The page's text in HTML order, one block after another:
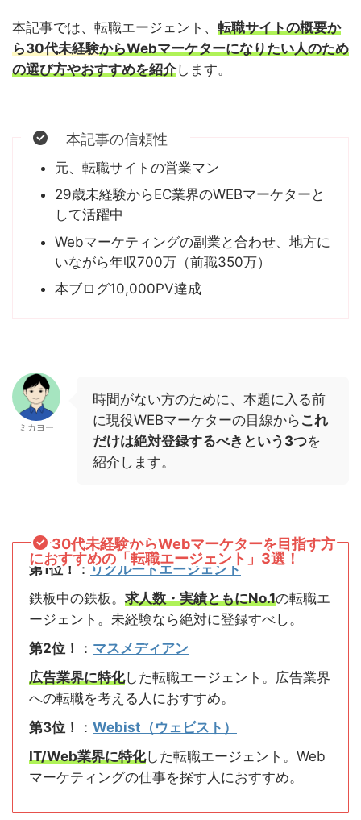
本記事では、転職エージェント、 転職サイトの概要か
ら30代未経験からWebマーケターになりたい人のため
の選び方やおすすめを紹介します。
本記事の信頼性
元、転職サイトの営業マン
29歳未経験からEC業界のWEBマーケターと
して活躍中
Webマーケティングの副業と合わせ、地方に
いながら年収700万（前職350万）
本ブログ10,000PV達成
ミカヨー
時間がない方のために、本題に入る前
に現役WEBマーケターの目線から これ
だけは絶対登録するべきという3つを
紹介します。
30代未経験からWebマーケターを目指す方
におすすめの「転職エージェント」3選！
第1位！ ：リクルートエージェント
鉄板中の鉄板。 求人数・実績ともにNo.1の転職エ
ージェント。未経験なら絶対に登録すべし。
第2位！
： マスメディアン
広告業界に特化した転職エージェント。広告業界
への転職を考える人におすすめ。
第3位！
： Webist（ウェビスト）
IT/Web業界に特化した転職エージェント。Web
マーケティングの仕事を探す人におすすめ。